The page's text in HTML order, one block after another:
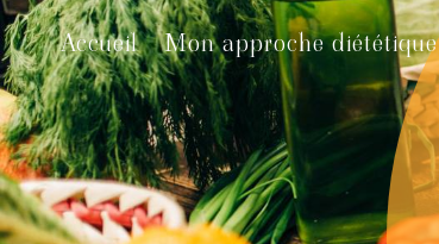
Accueil Mon approche diététique
Panneau de gestion des cookies